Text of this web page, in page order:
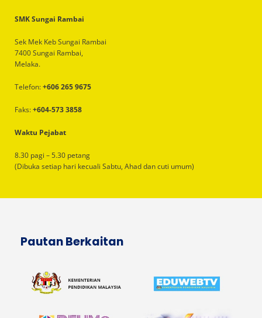
SMK Sungai Rambai
Sek Mek Keb Sungai Rambai
7400 Sungai Rambai,
Melaka.
Telefon:+606 265 9675
Faks:+604-573 3858
Waktu Pejabat
8.30 pagi – 5.30 petang
(Dibuka setiap hari kecuali Sabtu, Ahad dan cuti umum)
Pautan Berkaitan